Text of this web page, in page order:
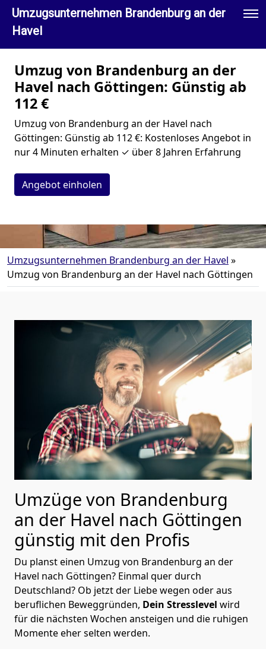
Umzugsunternehmen Brandenburg an der
Havel
Umzug von Brandenburg an der
Havel nach Göttingen: Günstig ab
112 €
Umzug von Brandenburg an der Havel nach
Göttingen: Günstig ab 112 €: Kostenloses Angebot in
nur 4 Minuten erhalten ✓ über 8 Jahren Erfahrung
Angebot einholen
Umzugsunternehmen Brandenburg an der Havel »
Umzug von Brandenburg an der Havel nach Göttingen
Umzüge von Brandenburg
an der Havel nach Göttingen
günstig mit den Profis
Du planst einen Umzug von Brandenburg an der
Havel nach Göttingen? Einmal quer durch
Deutschland? Ob jetzt der Liebe wegen oder aus
beruflichen Beweggründen, Dein Stresslevel wird
für die nächsten Wochen ansteigen und die ruhigen
Momente eher selten werden.